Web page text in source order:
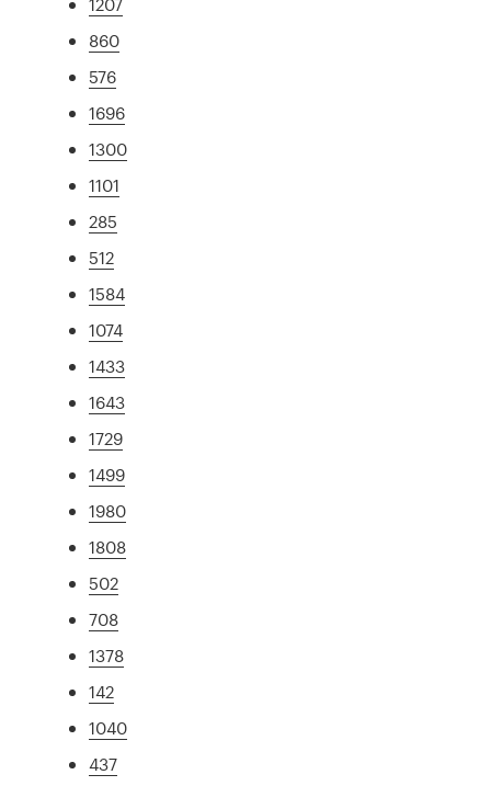
860
576
1696
1300
1101
285
512
1584
1074
1433
1643
1729
1499
1980
1808
502
708
1378
142
1040
437